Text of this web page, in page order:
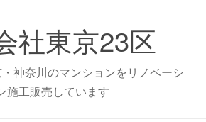
社東京23区
神奈川のマンションをリノベーシ
施工販売しています